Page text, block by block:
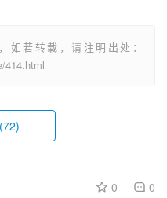
如若转载，请注明出处：
414.html
(72)
0 0